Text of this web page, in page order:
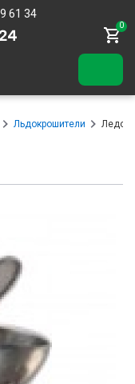
61 34
0
Льдокрошители